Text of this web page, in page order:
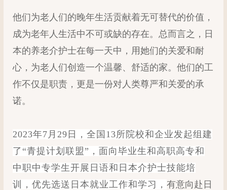
他们为老人们的晚年生活贡献着无可替代的价值，
成为老年人生活中不可或缺的存在。总而言之，日
本的养老介护士在每一天中，用她们的关爱和耐
心，为老人们创造一个温馨、舒适的家。他们的工
作不仅是职责，更是一份对人类尊严和关爱的承
诺。
2023年7月29日，全国13所院校和企业发起组建
了“青提计划联盟”，面向毕业生和高职高专和
中职中专学生开展日语和日本介护士技能培
训，优先选送日本就业工作和学习，有意向赴日